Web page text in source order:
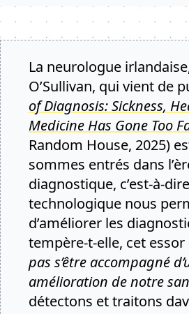
La neurologue
O’Sullivan, qui vient de
of Diagnosis: Sickness,
Medicine Has Gone Too
Random House, 2025)
sommes entrés dans
diagnostique, c’est-à-
technologique nous
d’améliorer les
tempère-t-elle, cet essor
pas s’être accompagné
amélioration de notre
détectons et traitons